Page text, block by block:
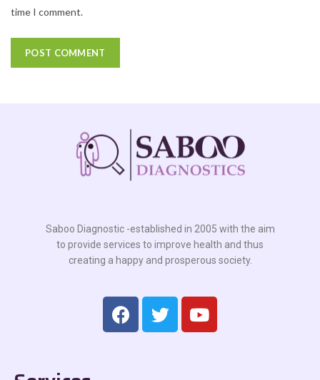
time I comment.
Saboo Diagnostic -established in 2005 with the aim
to provide services to improve health and thus
creating a happy and prosperous society.